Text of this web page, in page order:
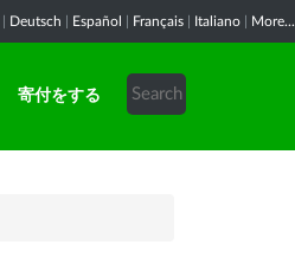
Deutsch Español Français Italiano More...
寄付をする